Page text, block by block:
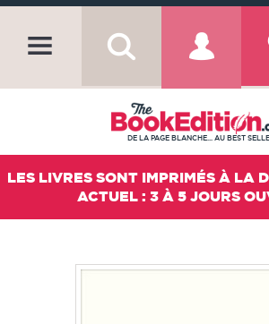
DE LA PAGE BLANCHE... AU BEST
LES LIVRES SONT IMPRIMÉS À LA
ACTUEL : 3 À 5 JOURS